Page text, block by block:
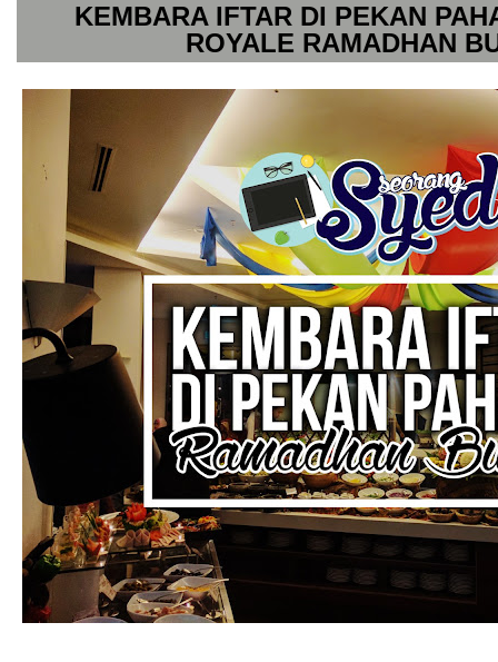
KEMBARA IFTAR DI PEKAN
ROYALE RAMADHAN